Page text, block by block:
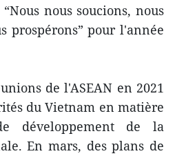
nous soucions, nous
prospérons” pour l'année
de l'ASEAN en 2021
du Vietnam en matière
développement de la
En mars, des plans de